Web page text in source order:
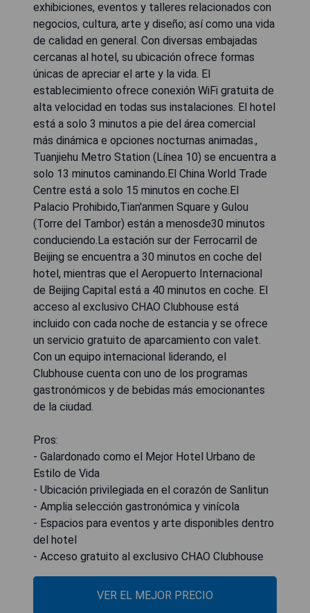
exhibiciones, eventos y talleres relacionados con
negocios, cultura, arte y diseño; así como una vida
de calidad en general. Con diversas embajadas
cercanas al hotel, su ubicación ofrece formas
únicas de apreciar el arte y la vida. El
establecimiento ofrece conexión WiFi gratuita de
alta velocidad en todas sus instalaciones. El hotel
está a solo 3 minutos a pie del área comercial
más dinámica e opciones nocturnas animadas.,
Tuanjiehu Metro Station (Línea 10) se encuentra a
solo 13 minutos caminando.El China World Trade
Centre está a solo 15 minutos en coche.El
Palacio Prohibido,Tian'anmen Square y Gulou
(Torre del Tambor) están a menosde30 minutos
conduciendo.La estación sur der Ferrocarril de
Beijing se encuentra a 30 minutos en coche del
hotel, mientras que el Aeropuerto Internacional
de Beijing Capital está a 40 minutos en coche. El
acceso al exclusivo CHAO Clubhouse está
incluido con cada noche de estancia y se ofrece
un servicio gratuito de aparcamiento con valet.
Con un equipo internacional liderando, el
Clubhouse cuenta con uno de los programas
gastronómicos y de bebidas más emocionantes
de la ciudad.
Pros:
- Galardonado como el Mejor Hotel Urbano de
Estilo de Vida
- Ubicación privilegiada en el corazón de Sanlitun
- Amplia selección gastronómica y vinícola
- Espacios para eventos y arte disponibles dentro
del hotel
- Acceso gratuito al exclusivo CHAO Clubhouse
VER EL MEJOR PRECIO